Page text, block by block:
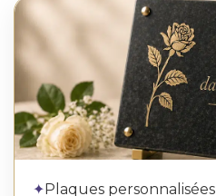
✦Plaques personnalisées